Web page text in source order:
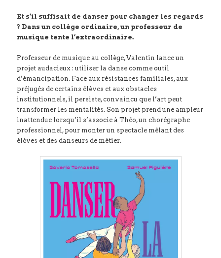
Et s’il suffisait de danser pour changer les regards
? Dans un collège ordinaire, un professeur de
musique tente l’extraordinaire.
Professeur de musique au collège, Valentin lance un
projet audacieux : utiliser la danse comme outil
d’émancipation. Face aux résistances familiales, aux
préjugés de certains élèves et aux obstacles
institutionnels, il persiste, convaincu que l’art peut
transformer les mentalités. Son projet prend une ampleur
inattendue lorsqu’il s’associe à Théo, un chorégraphe
professionnel, pour monter un spectacle mêlant des
élèves et des danseurs de métier.